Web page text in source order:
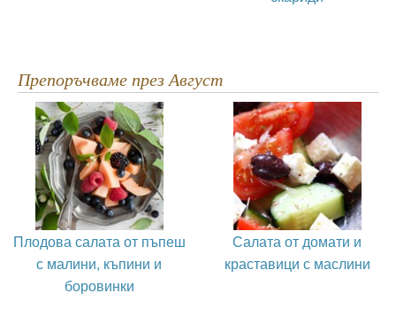
Препоръчваме през Август
Плодова салата от пъпеш
с малини, къпини и
боровинки
Салата от домати и
краставици с маслини